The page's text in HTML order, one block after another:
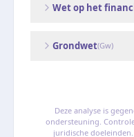
Wet op het
Grondwet(Gw)
Deze analyse is
ondersteuning.
juridische